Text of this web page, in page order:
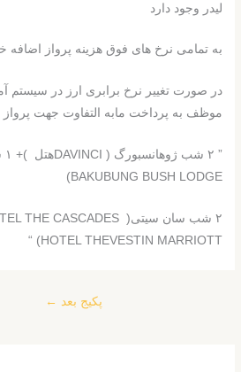
لیدر وجود دارد
به تمامی نرخ های فوق هزینه پرواز اضافه
در صورت تغییر نرخ برابری ارز در سیستم
موظف به پرداخت مابه التفاوت جهت پرواز
BAKUBUNG BUSH LODGE)
HOTEL THEVESTIN MARRIOTT) “
پکیج بعد ←